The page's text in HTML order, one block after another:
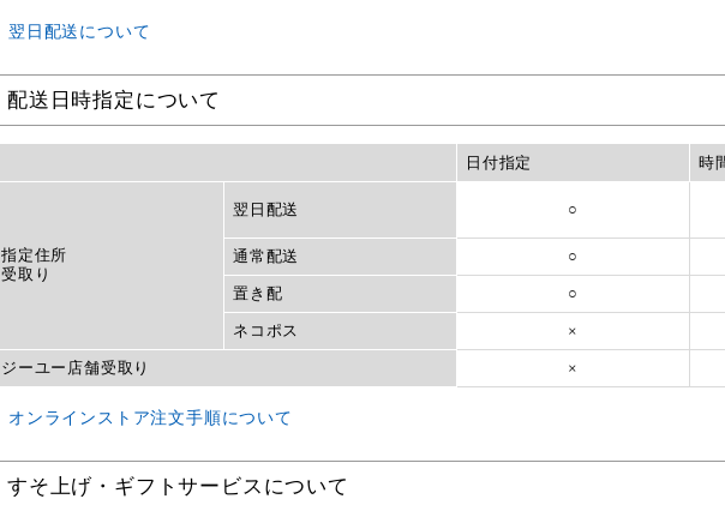
翌日配送について
配送日時指定について
日付指定 時
指定住所
受取り
翌日配送 ○
通常配送 ○
置き配 ○
ネコポス ×
ジーユー店舗受取り ×
オンラインストア注文手順について
すそ上げ・ギフトサービスについて